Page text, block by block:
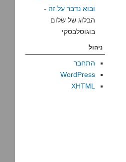
ובוא נדבר על זה -
הבלוג של שלום
בוגוסלבסקי
ניהול
התחבר
WordPress
XHTML